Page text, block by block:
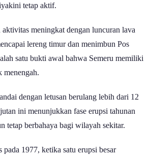
tetap aktif.
meningkat dengan luncuran lava
lereng timur dan menimbun Pos
satu bukti awal bahwa Semeru memiliki
menengah.
dengan letusan berulang lebih dari 12
ini menunjukkan fase erupsi tahunan
tetap berbahaya bagi wilayah sekitar.
1977, ketika satu erupsi besar